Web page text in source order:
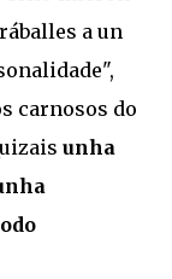
a un
carnosos do
unha